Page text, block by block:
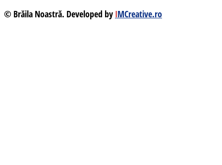
© Brăila Noastră. Developed by IMCreative.ro